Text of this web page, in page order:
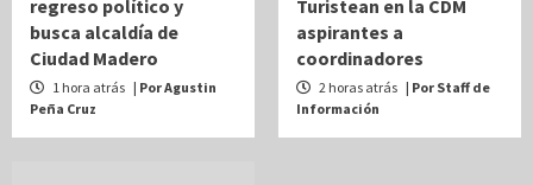
regreso político y
busca alcaldía de
Ciudad Madero
1 hora atrás | Por Agustin
Peña Cruz
Turistean en la CDM
aspirantes a
coordinadores
2 horas atrás | Por Staff de
Información